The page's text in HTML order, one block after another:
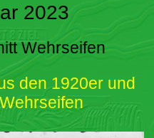
2023
Wehrseifen
den 1920er und